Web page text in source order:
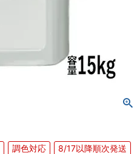
調色対応 8/17以降順次発送